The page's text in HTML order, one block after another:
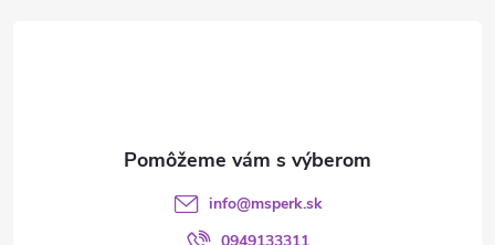
info@msperk.sk